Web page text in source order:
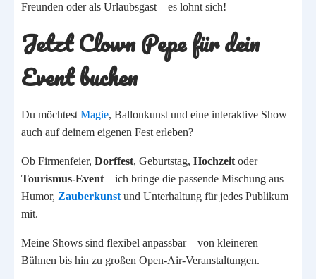
Freunden oder als Urlaubsgast – es lohnt sich!
Jetzt Clown Pepe für dein
Event buchen
Du möchtest Magie, Ballonkunst und eine interaktive Show
auch auf deinem eigenen Fest erleben?
Ob Firmenfeier, Dorffest, Geburtstag, Hochzeit oder
Tourismus-Event – ich bringe die passende Mischung aus
Humor, Zauberkunst und Unterhaltung für jedes Publikum
mit.
Meine Shows sind flexibel anpassbar – von kleineren
Bühnen bis hin zu großen Open-Air-Veranstaltungen.